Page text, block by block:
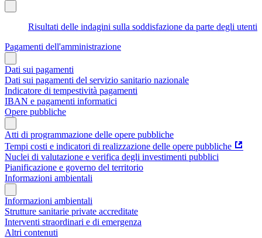
Risultati delle indagini sulla soddisfazione da parte degli utenti
Pagamenti dell'amministrazione
Dati sui pagamenti
Dati sui pagamenti del servizio sanitario nazionale
Indicatore di tempestività pagamenti
IBAN e pagamenti informatici
Opere pubbliche
Atti di programmazione delle opere pubbliche
Tempi costi e indicatori di realizzazione delle opere pubbliche
Nuclei di valutazione e verifica degli investimenti pubblici
Pianificazione e governo del territorio
Informazioni ambientali
Informazioni ambientali
Strutture sanitarie private accreditate
Interventi straordinari e di emergenza
Altri contenuti